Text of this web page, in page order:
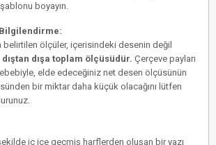
boyayın.
belirtilen ölçüler, içerisindeki desenin değil
dışa toplam ölçüsüdür. Çerçeve payları
elde edeceğiniz net desen ölçüsünün
bir miktar daha küçük olacağını lütfen
iç içe geçmiş harflerden oluşan bir yazı